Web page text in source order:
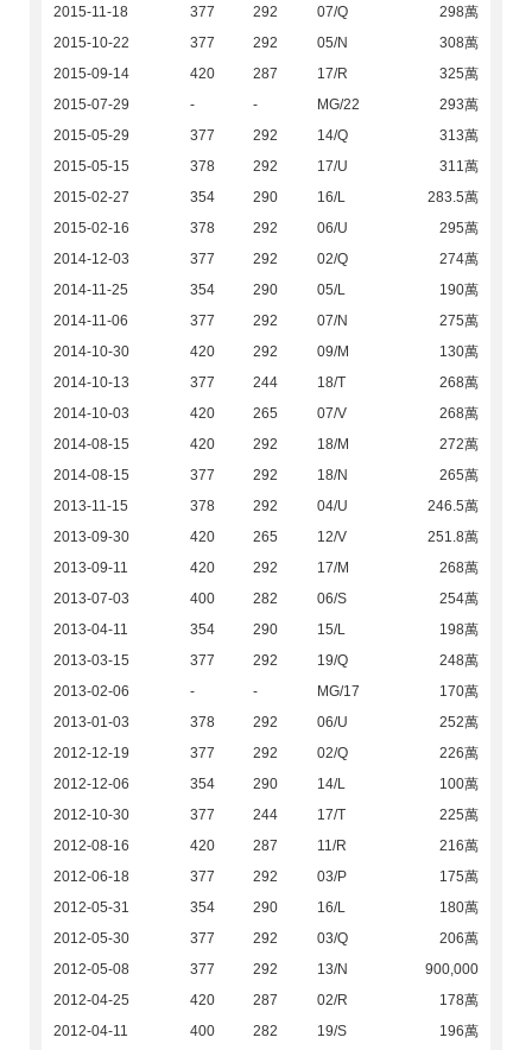
2015-11-18 377 292 07/Q
298萬
2015-10-22
377 292 05/N
308萬
2015-09-14
420 287 17/R
325萬
2015-07-29
- - MG/22
293萬
2015-05-29
377 292 14/Q
313萬
2015-05-15
378 292 17/U
311萬
2015-02-27
354 290 16/L
283.5萬
2015-02-16
378 292 06/U
295萬
2014-12-03
377 292 02/Q
274萬
2014-11-25
354 290 05/L
190萬
2014-11-06
377 292 07/N
275萬
2014-10-30
420 292 09/M
130萬
2014-10-13
377 244 18/T
268萬
2014-10-03
420 265 07/V
268萬
2014-08-15
420 292 18/M
272萬
2014-08-15
377 292 18/N
265萬
2013-11-15
378 292 04/U
246.5萬
2013-09-30
420 265 12/V
251.8萬
2013-09-11
420 292 17/M
268萬
2013-07-03
400 282 06/S
254萬
2013-04-11
354 290 15/L
198萬
2013-03-15
377 292 19/Q
248萬
2013-02-06
- - MG/17
170萬
2013-01-03
378 292 06/U
252萬
2012-12-19
377 292 02/Q
226萬
2012-12-06
354 290 14/L
100萬
2012-10-30
377 244 17/T
225萬
2012-08-16
420 287 11/R
216萬
2012-06-18
377 292 03/P
175萬
2012-05-31
354 290 16/L
180萬
2012-05-30
377 292 03/Q
206萬
2012-05-08
377 292 13/N
900,000
2012-04-25
420 287 02/R
178萬
2012-04-11
400 282 19/S
196萬